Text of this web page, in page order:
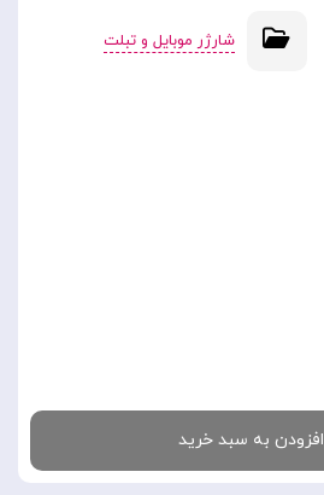
شارژر موبایل و تبلت
افزودن به سبد خرید